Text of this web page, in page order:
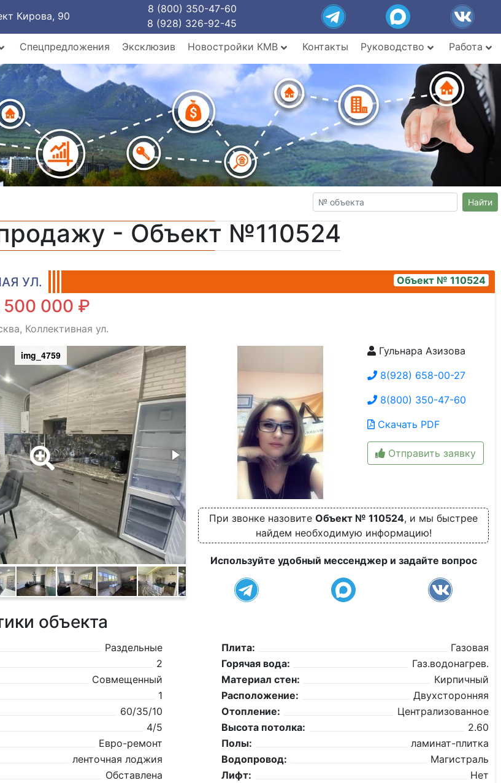
Кирова, 90
8 (800) 350-47-60
8 (928) 326-92-45
Спецпредложения Эксклюзив Новостройки КМВ Контакты Руководство Работа
Найти
- Объект №110524
УЛ. Объект № 110524
500 000 ₽
Коллективная ул.
img_4759
Гульнара Азизова
8(928) 658-00-27
8(800) 350-47-60
Скачать PDF
Отправить заявку
При звонке назовите Объект № 110524, и мы быстрее
найдем необходимую информацию!
Используйте удобный мессенджер и задайте вопрос
объекта
Раздельные
2
Совмещенный
1
60/35/10
4/5
Евро-ремонт
ленточная лоджия
Обставлена
Плита:
Газовая
Горячая вода:
Газ.водонагрев.
Материал стен:
Кирпичный
Расположение:
Двухсторонняя
Отопление:
Централизованное
Высота потолка:
2.60
Полы:
ламинат-плитка
Водопровод:
Магистраль
Лифт:
Нет